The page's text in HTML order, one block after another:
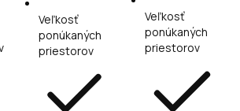
Veľkosť
ponúkaných
priestorov
Veľkosť
ponúkaných
priestorov